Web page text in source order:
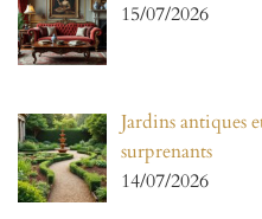
15/07/2026
Jardins antiques
surprenants
14/07/2026